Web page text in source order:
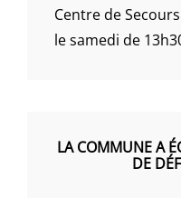
Centre de
le samedi de
LA COMMUNE A
DE